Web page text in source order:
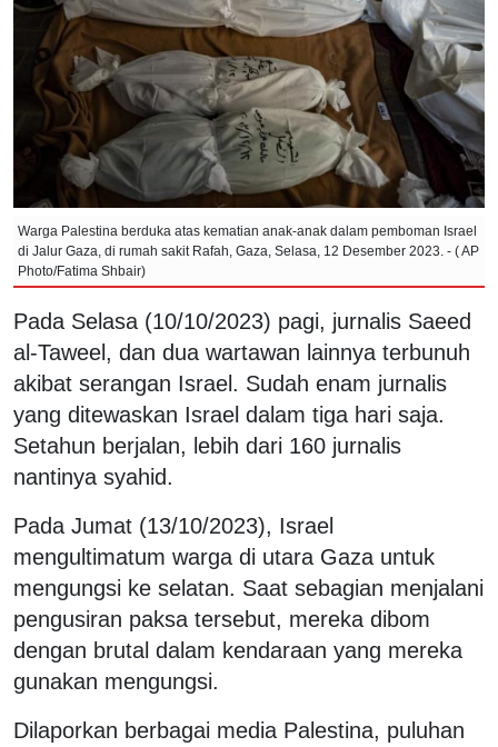
Warga Palestina berduka atas kematian anak-anak dalam pemboman Israel
di Jalur Gaza, di rumah sakit Rafah, Gaza, Selasa, 12 Desember 2023. - ( AP
Photo/Fatima Shbair)
Pada Selasa (10/10/2023) pagi, jurnalis Saeed
al-Taweel, dan dua wartawan lainnya terbunuh
akibat serangan Israel. Sudah enam jurnalis
yang ditewaskan Israel dalam tiga hari saja.
Setahun berjalan, lebih dari 160 jurnalis
nantinya syahid.
Pada Jumat (13/10/2023), Israel
mengultimatum warga di utara Gaza untuk
mengungsi ke selatan. Saat sebagian menjalani
pengusiran paksa tersebut, mereka dibom
dengan brutal dalam kendaraan yang mereka
gunakan mengungsi.
Dilaporkan berbagai media Palestina, puluhan